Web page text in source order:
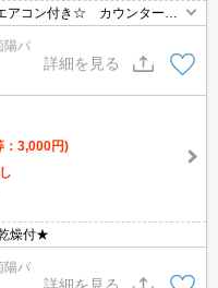
アコン付き☆ カウンターキ
温水洗浄便座☆
陽バ
詳細を見る
：3,000円)
燥付★
陽バ
詳細を見る